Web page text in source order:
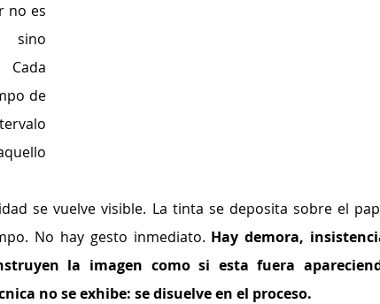
no es
sino
de
se vuelve visible. La tinta se deposita sobre el
No hay gesto inmediato. Hay demora,
la imagen como si esta fuera
no se exhibe: se disuelve en el proceso.